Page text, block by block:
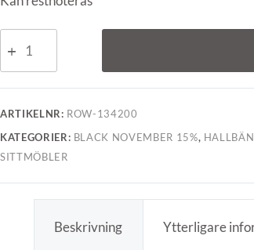
ARTIKELNR: ROW-134200
KATEGORIER: BLACK NOVEMBER 15%,
SITTMÖBLER
Beskrivning Ytterligare